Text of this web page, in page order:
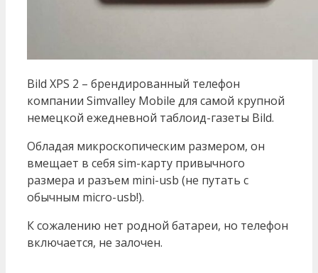
Bild XPS 2 – брендированный телефон
компании Simvalley Mobile для самой крупной
немецкой ежедневной таблоид-газеты Bild.
Обладая микроскопическим размером, он
вмещает в себя sim-карту привычного
размера и разъем mini-usb (не путать с
обычным micro-usb!).
К сожалению нет родной батареи, но телефон
включается, не залочен.